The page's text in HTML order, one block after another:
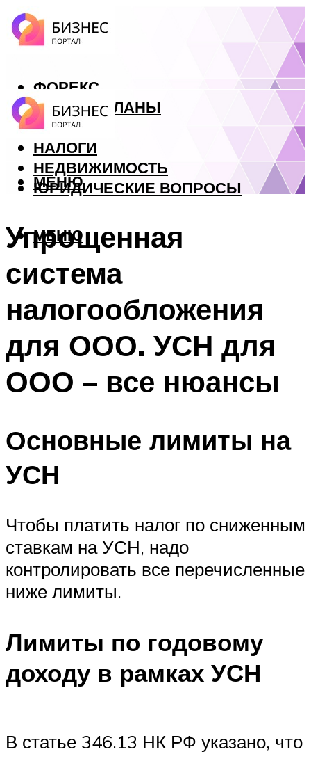
ФОРЕКС
БИЗНЕС ПЛАНЫ
КРЕДИТЫ
НАЛОГИ
НЕДВИЖИМОСТЬ
ЮРИДИЧЕСКИЕ ВОПРОСЫ
МЕНЮ
МЕНЮ
Упрощенная
система
налогообложения
для ООО. УСН для
ООО – все нюансы
Основные лимиты на
УСН
Чтобы платить налог по сниженным
ставкам на УСН, надо
контролировать все перечисленные
ниже лимиты.
Лимиты по годовому
доходу в рамках УСН
В статье 346.13 НК РФ указано, что